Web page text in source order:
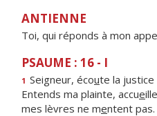
ANTIENNE
Toi, qui réponds à mon
PSAUME : 16 - I
1 Seigneur, écoute la justice
Entends ma plainte, accue
mes lèvres ne mentent pas.